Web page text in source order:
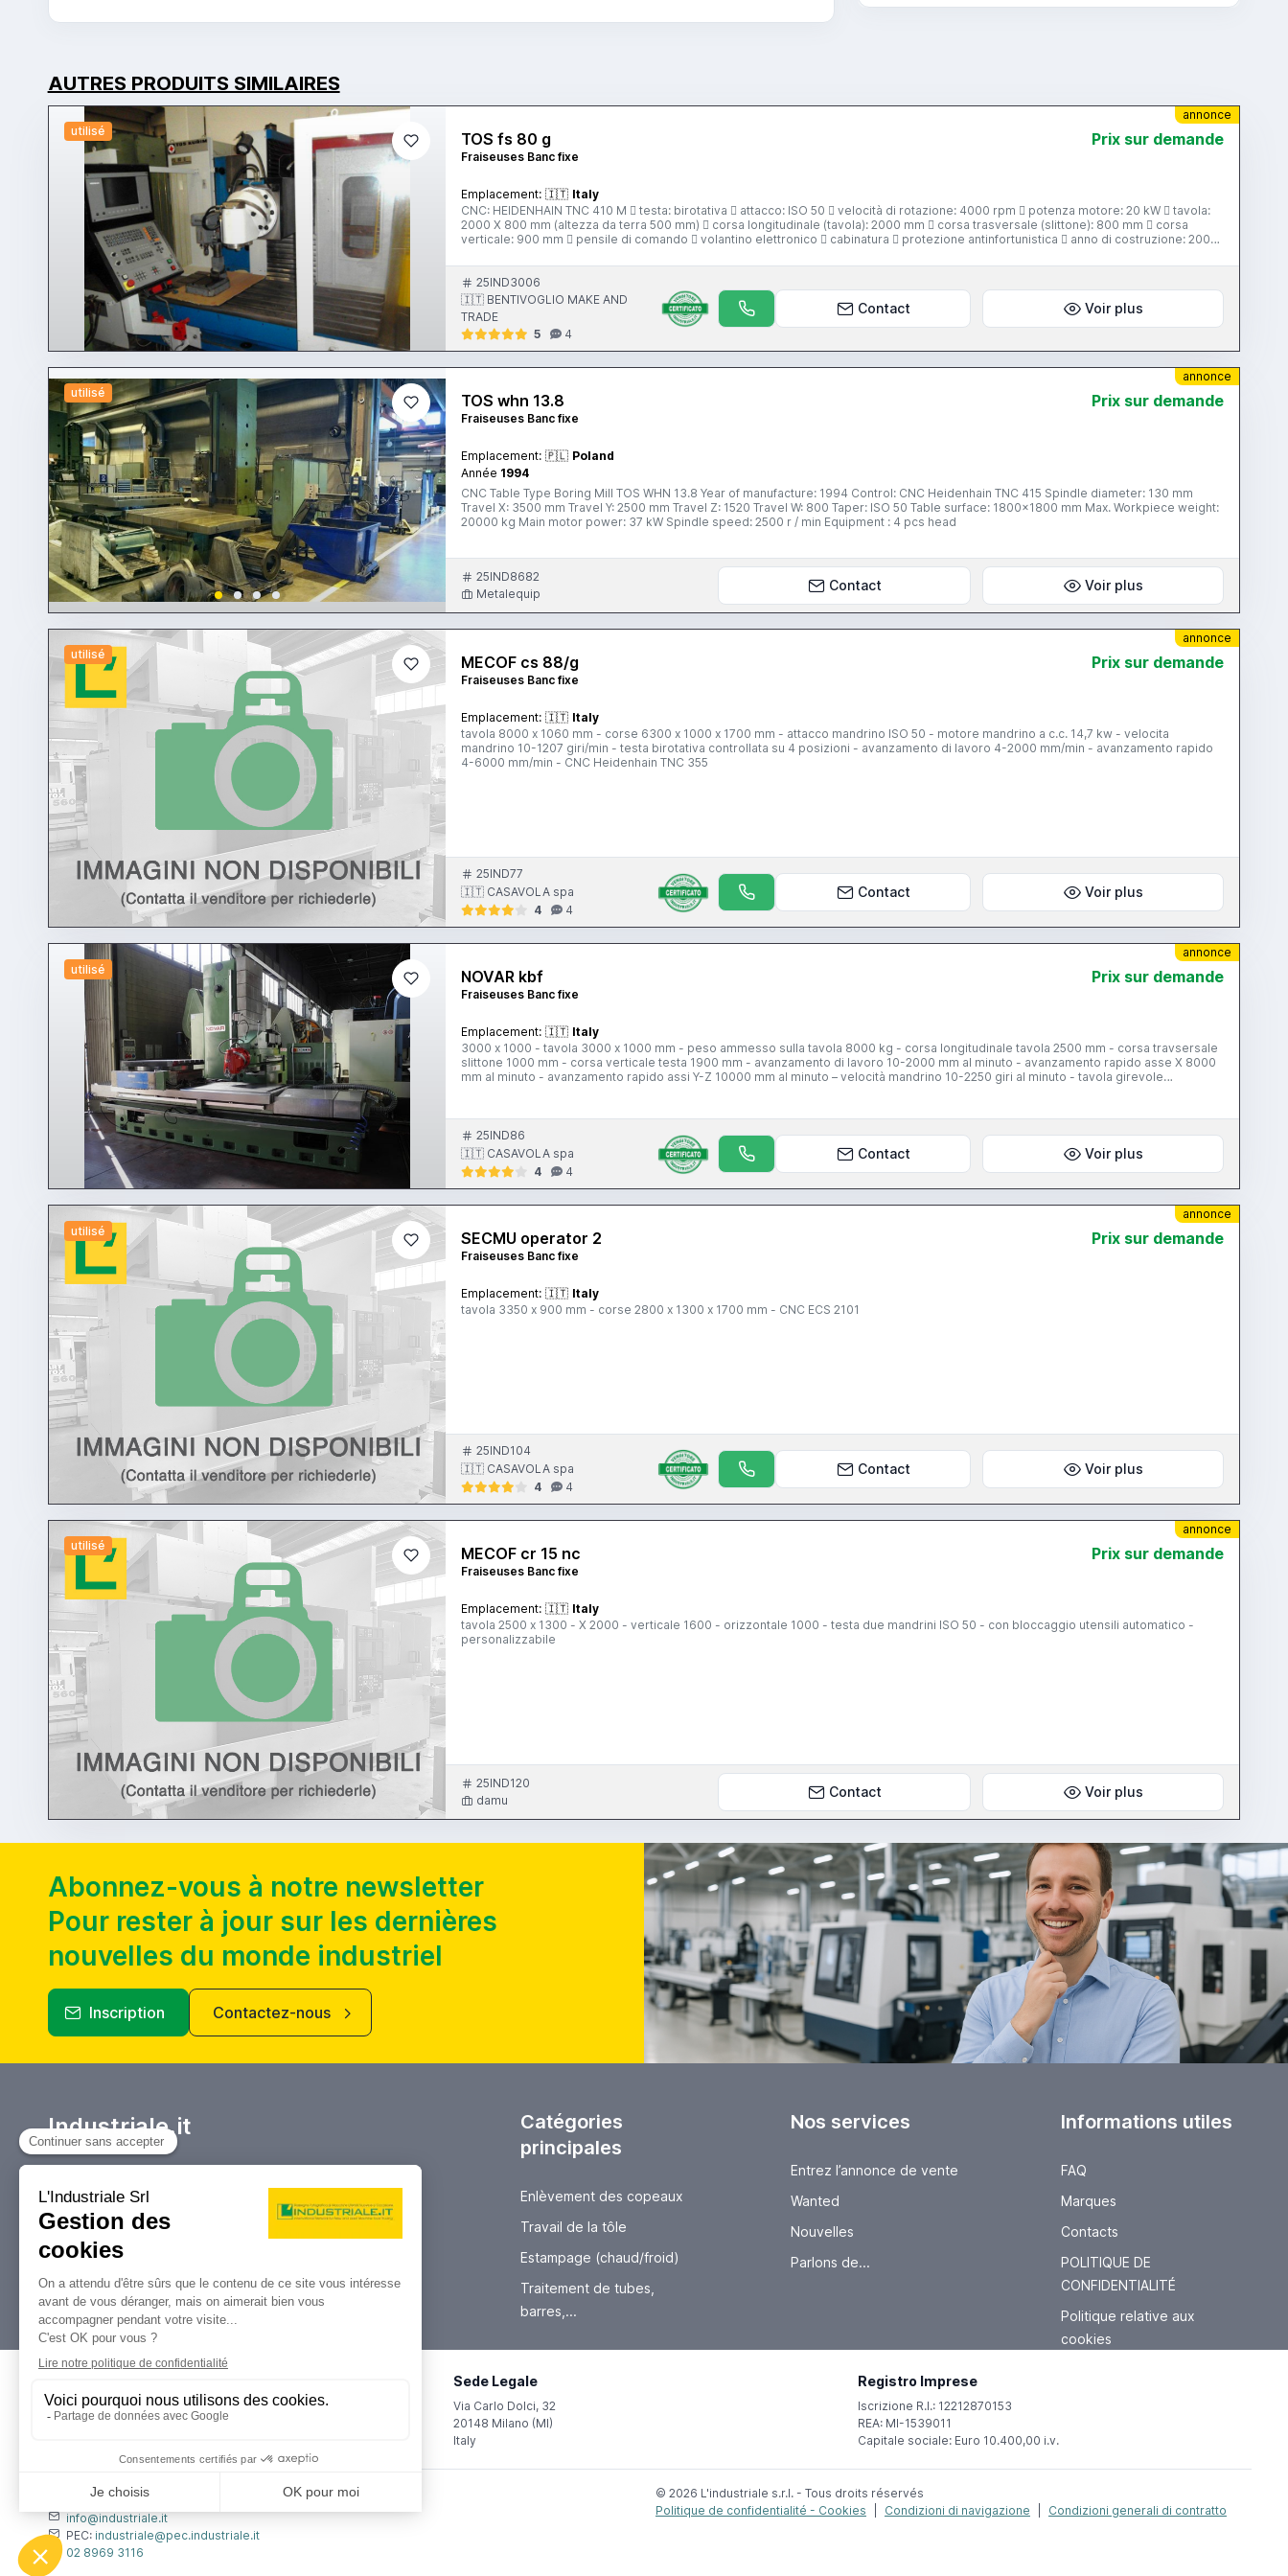
AUTRES PRODUITS SIMILAIRES
utilisé
annonce
TOS fs 80 g
Fraiseuses Banc fixe
Prix ​​sur demande
Emplacement: 🇮🇹 Italy
CNC: HEIDENHAIN TNC 410 M  testa: birotativa  attacco: ISO 50  velocità di rotazione: 4000 rpm  potenza motore: 20 kW  tavola:
2000 X 800 mm (altezza da terra 500 mm)  corsa longitudinale (tavola): 2000 mm  corsa trasversale (slittone): 800 mm  corsa
verticale: 900 mm  pensile di comando  volantino elettronico  cabinatura  protezione antinfortunistica  anno di costruzione: 2004
25IND3006
🇮🇹 BENTIVOGLIO MAKE AND
TRADE
5
4
Contact Voir plus
utilisé
annonce
TOS whn 13.8
Fraiseuses Banc fixe
Prix ​​sur demande
Emplacement: 🇵🇱 Poland
Année 1994
CNC Table Type Boring Mill TOS WHN 13.8 Year of manufacture: 1994 Control: CNC Heidenhain TNC 415 Spindle diameter: 130 mm
Travel X: 3500 mm Travel Y: 2500 mm Travel Z: 1520 Travel W: 800 Taper: ISO 50 Table surface: 1800x1800 mm Max. Workpiece weight:
20000 kg Main motor power: 37 kW Spindle speed: 2500 r / min Equipment : 4 pcs head
25IND8682
Metalequip
Contact Voir plus
utilisé
annonce
MECOF cs 88/g
Fraiseuses Banc fixe
Prix ​​sur demande
Emplacement: 🇮🇹 Italy
tavola 8000 x 1060 mm - corse 6300 x 1000 x 1700 mm - attacco mandrino ISO 50 - motore mandrino a c.c. 14,7 kw - velocita
mandrino 10-1207 giri/min - testa birotativa controllata su 4 posizioni - avanzamento di lavoro 4-2000 mm/min - avanzamento rapido
4-6000 mm/min - CNC Heidenhain TNC 355
25IND77
🇮🇹 CASAVOLA spa
4
4
Contact Voir plus
utilisé
annonce
NOVAR kbf
Fraiseuses Banc fixe
Prix ​​sur demande
Emplacement: 🇮🇹 Italy
3000 x 1000 - tavola 3000 x 1000 mm - peso ammesso sulla tavola 8000 kg - corsa longitudinale tavola 2500 mm - corsa travsersale
slittone 1000 mm - corsa verticale testa 1900 mm - avanzamento di lavoro 10-2000 mm al minuto - avanzamento rapido asse X 8000
mm al minuto - avanzamento rapido assi Y-Z 10000 mm al minuto – velocità mandrino 10-2250 giri al minuto - tavola girevole
25IND86
🇮🇹 CASAVOLA spa
4
4
Contact Voir plus
utilisé
annonce
SECMU operator 2
Fraiseuses Banc fixe
Prix ​​sur demande
Emplacement: 🇮🇹 Italy
tavola 3350 x 900 mm - corse 2800 x 1300 x 1700 mm - CNC ECS 2101
25IND104
🇮🇹 CASAVOLA spa
4
4
Contact Voir plus
utilisé
annonce
MECOF cr 15 nc
Fraiseuses Banc fixe
Prix ​​sur demande
Emplacement: 🇮🇹 Italy
tavola 2500 x 1300 - X 2000 - verticale 1600 - orizzontale 1000 - testa due mandrini ISO 50 - con bloccaggio utensili automatico -
personalizzabile
25IND120
damu
Contact Voir plus
Abonnez-vous à notre newsletter
Pour rester à jour sur les dernières
nouvelles du monde industriel
Inscription Contactez-nous
Industriale.it
l’achat et la vente, les enchères et les
liquidations de machines-outils et de
machines industrielles.
Catégories
principales
Enlèvement des copeaux
Travail de la tôle
Estampage (chaud/froid)
Traitement de tubes,
barres,...
Nos services
Entrez l’annonce de vente
Wanted
Nouvelles
Parlons de...
Informations utiles
FAQ
Marques
Contacts
POLITIQUE DE
CONFIDENTIALITÉ
Politique relative aux
cookies
L'industriale s.r.l.
P. IVA: 12212870153
Sede Legale
Via Carlo Dolci, 32
20148 Milano (MI)
Italy
Registro Imprese
Iscrizione R.I.: 12212870153
REA: MI-1539011
Capitale sociale: Euro 10.400,00 i.v.
Contatti
info@industriale.it
PEC: industriale@pec.industriale.it
02 8969 3116
© 2026 L'industriale s.r.l. - Tous droits réservés
Politique de confidentialité - Cookies
Condizioni di navigazione Condizioni generali di contratto